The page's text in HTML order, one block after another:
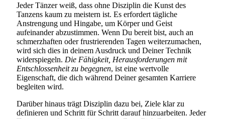
Jeder Tänzer weiß, dass ohne Disziplin die Kunst des
Tanzens kaum zu meistern ist. Es erfordert tägliche
Anstrengung und Hingabe, um Körper und Geist
aufeinander abzustimmen. Wenn Du bereit bist, auch an
schmerzhaften oder frustrierenden Tagen weiterzumachen,
wird sich dies in deinem Ausdruck und Deiner Technik
widerspiegeln. Die Fähigkeit, Herausforderungen mit
Entschlossenheit zu begegnen, ist eine wertvolle
Eigenschaft, die dich während Deiner gesamten Karriere
begleiten wird.
Darüber hinaus trägt Disziplin dazu bei, Ziele klar zu
definieren und Schritt für Schritt darauf hinzuarbeiten. Jeder